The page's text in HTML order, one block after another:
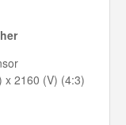
x 2160 (V) (4:3)